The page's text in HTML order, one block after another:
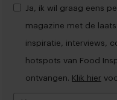
Ja, ik wil graag eens
magazine met de
inspiratie, interviews,
hotspots van Food
ontvangen. Klik hier